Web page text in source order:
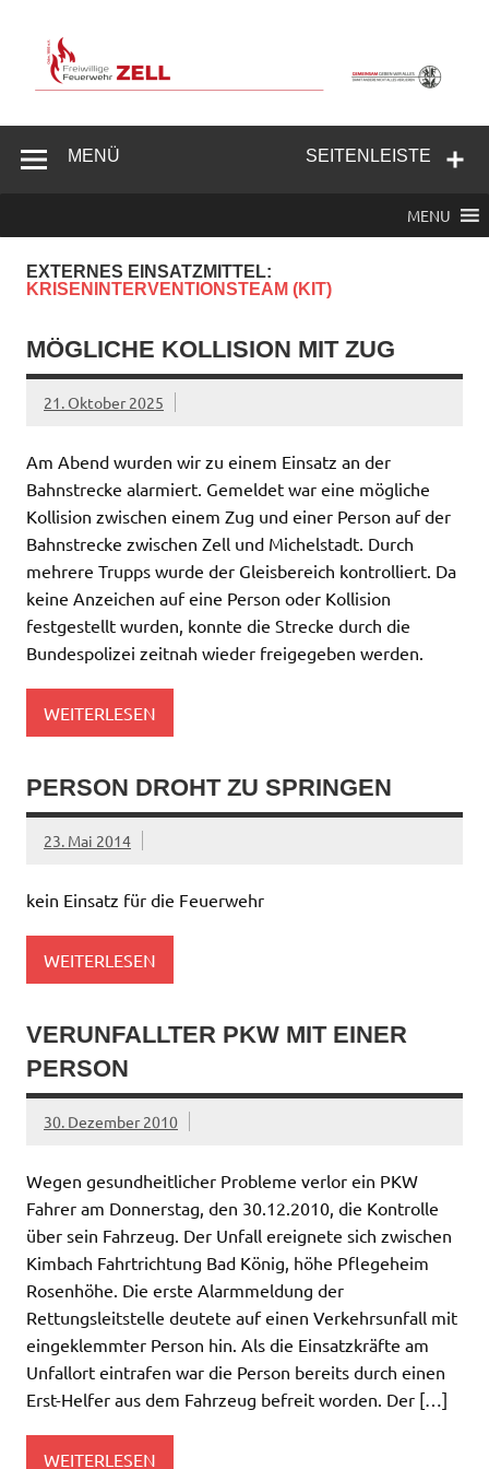
springen
Feuerwehr
SEITENLEISTE
MENÜ
MENU
EXTERNES EINSATZMITTEL:
KRISENINTERVENTIONSTEAM (KIT)
MÖGLICHE KOLLISION MIT ZUG
21. Oktober 2025
Am Abend wurden wir zu einem Einsatz an der
Bahnstrecke alarmiert. Gemeldet war eine mögliche
Kollision zwischen einem Zug und einer Person auf der
Bahnstrecke zwischen Zell und Michelstadt. Durch
mehrere Trupps wurde der Gleisbereich kontrolliert. Da
keine Anzeichen auf eine Person oder Kollision
festgestellt wurden, konnte die Strecke durch die
Bundespolizei zeitnah wieder freigegeben werden.
WEITERLESEN
PERSON DROHT ZU SPRINGEN
23. Mai 2014
kein Einsatz für die Feuerwehr
WEITERLESEN
VERUNFALLTER PKW MIT EINER
PERSON
30. Dezember 2010
Wegen gesundheitlicher Probleme verlor ein PKW
Fahrer am Donnerstag, den 30.12.2010, die Kontrolle
über sein Fahrzeug. Der Unfall ereignete sich zwischen
Kimbach Fahrtrichtung Bad König, höhe Pflegeheim
Rosenhöhe. Die erste Alarmmeldung der
Rettungsleitstelle deutete auf einen Verkehrsunfall mit
eingeklemmter Person hin. Als die Einsatzkräfte am
Unfallort eintrafen war die Person bereits durch einen
Erst-Helfer aus dem Fahrzeug befreit worden. Der […]
WEITERLESEN